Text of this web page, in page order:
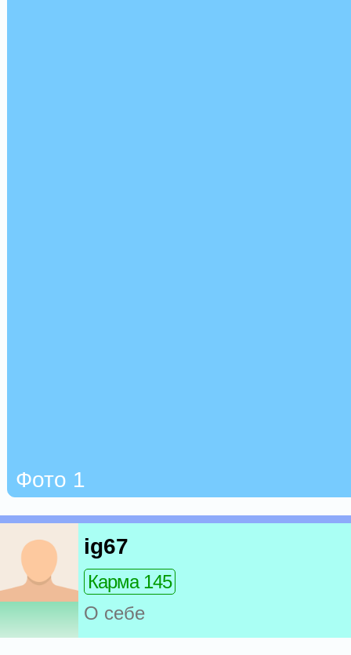
Фото 1
ig67
Карма 145
О себе